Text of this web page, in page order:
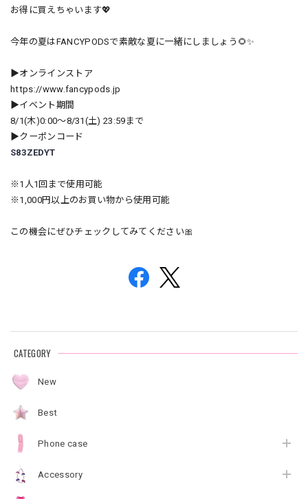
お得に買えちゃいます💖
今年の夏はFANCYPODSで素敵な夏に一緒にしましょう🌻✨
▶オンラインストア
https://www.fancypods.jp
▶イベント期間
8/1(木)0:00〜8/31(土) 23:59まで
▶クーポンコード
S83ZEDYT
※1人1回まで使用可能
※1,000円以上のお買い物から使用可能
この機会にぜひチェックしてみてください🎀
CATEGORY
New
Best
Phone case
Accessory